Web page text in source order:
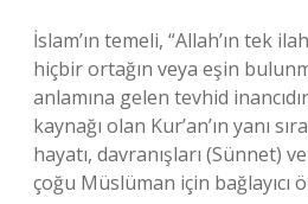
İslam’ın temeli, “Allah’ın tek
hiçbir ortağın veya eşin
anlamına gelen tevhid
kaynağı olan Kur’an’ın yanı
hayatı, davranışları (Sünnet)
çoğu Müslüman için bağlayıcı